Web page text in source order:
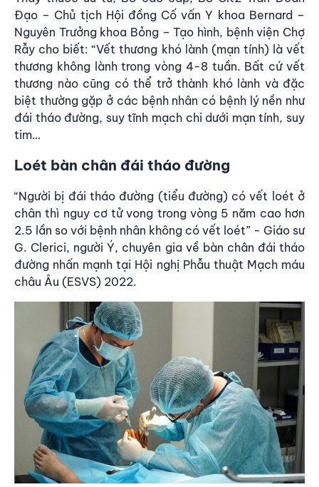
Đạo – Chủ tịch Hội đồng Cố vấn Y khoa Bernard –
Nguyên Trưởng khoa Bỏng – Tạo hình, bệnh viện Chợ
Rẫy cho biết: “Vết thương khó lành (mạn tính) là vết
thương không lành trong vòng 4-8 tuần. Bất cứ vết
thương nào cũng có thể trở thành khó lành và đặc
biệt thường gặp ở các bệnh nhân có bệnh lý nền như
đái tháo đường, suy tĩnh mạch chi dưới mạn tính, suy
tim…
Loét bàn chân đái tháo đường
“Người bị đái tháo đường (tiểu đường) có vết loét ở
chân thì nguy cơ tử vong trong vòng 5 năm cao hơn
2.5 lần so với bệnh nhân không có vết loét” - Giáo sư
G. Clerici, người Ý, chuyên gia về bàn chân đái tháo
đường nhấn mạnh tại Hội nghị Phẫu thuật Mạch máu
châu Âu (ESVS) 2022.